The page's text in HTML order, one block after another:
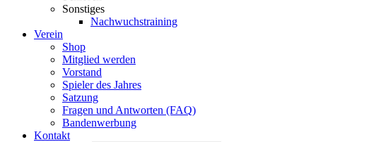
Sonstiges
Nachwuchstraining
Verein
Shop
Mitglied werden
Vorstand
Spieler des Jahres
Satzung
Fragen und Antworten (FAQ)
Bandenwerbung
Kontakt